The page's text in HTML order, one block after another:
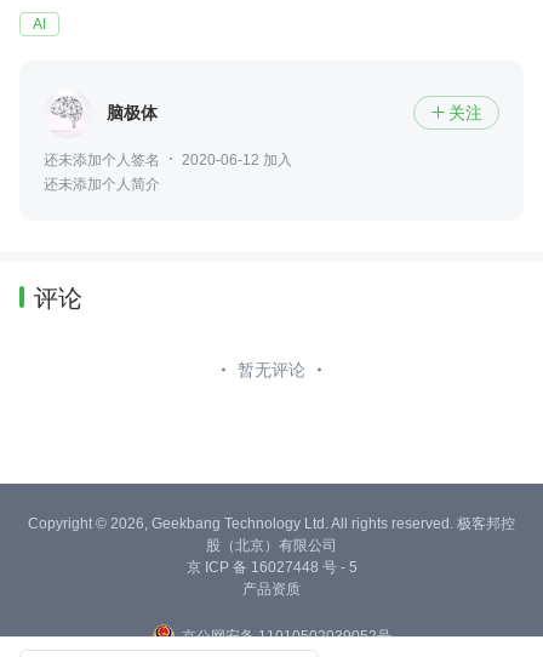
AI
脑极体  关注
还未添加个人签名
2020-06-12 加入
还未添加个人简介
评论
暂无评论
Copyright © 2026, Geekbang Technology Ltd. All rights reserved. 极客邦控
股（北京）有限公司
京 ICP 备 16027448 号 - 5
产品资质
京公网安备 11010502039052号